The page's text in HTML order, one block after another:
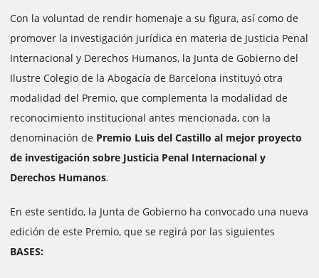
Con la voluntad de rendir homenaje a su figura, así como de
promover la investigación jurídica en materia de Justicia Penal
Internacional y Derechos Humanos, la Junta de Gobierno del
Ilustre Colegio de la Abogacía de Barcelona instituyó otra
modalidad del Premio, que complementa la modalidad de
reconocimiento institucional antes mencionada, con la
denominación de Premio Luis del Castillo al mejor proyecto
de investigación sobre Justicia Penal Internacional y
Derechos Humanos.
En este sentido, la Junta de Gobierno ha convocado una nueva
edición de este Premio, que se regirá por las siguientes
BASES: